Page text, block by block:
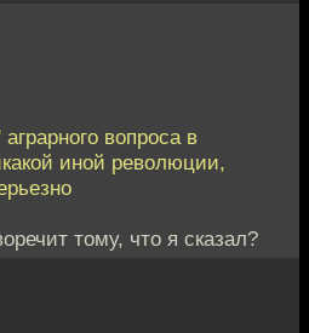
вопроса в
иной революции,
тому, что я сказал?